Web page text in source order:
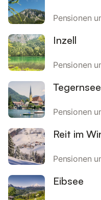
Pensionen
Inzell
Pensionen
Tegernsee
Pensionen
Reit im
Pensionen
Eibsee